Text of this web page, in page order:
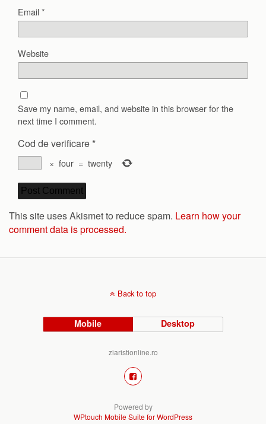
Email*
Website
Save my name, email, and website in this browser for the
next time I comment.
Cod de verificare *
× four = twenty
This site uses Akismet to reduce spam. Learn how your
comment data is processed.
Back to top
Mobile Desktop
ziaristionline.ro
Powered by
WPtouch Mobile Suite for WordPress